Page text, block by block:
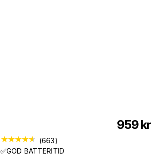
959kr
(663)
✅GOD BATTERITID